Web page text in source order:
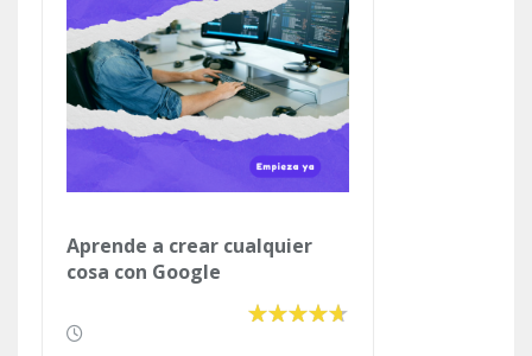
Aprende a crear cualquier
cosa con Google